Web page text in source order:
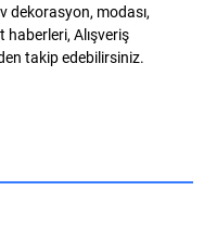
dekorasyon, modası,
Alışveriş
takip edebilirsiniz.